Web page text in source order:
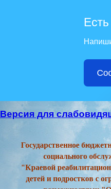
Версия для
Государственное
социального
"Краевой
детей и подростков с